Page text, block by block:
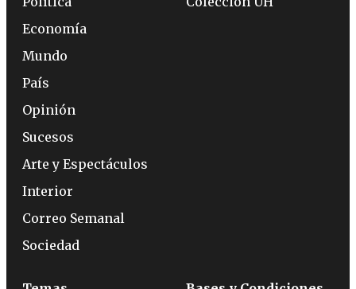
Economía
Mundo
País
Opinión
Sucesos
Arte y Espectáculos
Interior
Correo Semanal
Sociedad